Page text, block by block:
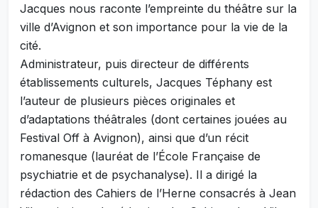
Jacques nous raconte l’empreinte du théâtre sur la
ville d’Avignon et son importance pour la vie de la
cité.
Administrateur, puis directeur de différents
établissements culturels, Jacques Téphany est
l’auteur de plusieurs pièces originales et
d’adaptations théâtrales (dont certaines jouées au
Festival Off à Avignon), ainsi que d’un récit
romanesque (lauréat de l’École Française de
psychiatrie et de psychanalyse). Il a dirigé la
rédaction des Cahiers de l’Herne consacrés à Jean